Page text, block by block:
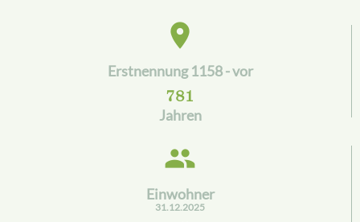
place
Erstnennung 1158 - vor
781
Jahren
people
Einwohner
31.12.2025